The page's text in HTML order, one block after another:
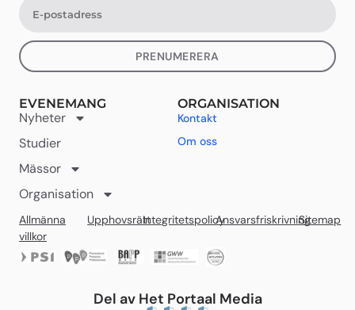
PRENUMERERA
EVENEMANG
Nyheter
Studier
Mässor
Organisation
ORGANISATION
Kontakt
Om oss
Allmänna
villkor
UpphovsrättIntegritetspolicyAnsvarsfriskrivningSitemap
Del av Het Portaal Media